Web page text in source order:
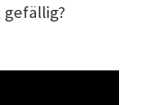
gefällig?